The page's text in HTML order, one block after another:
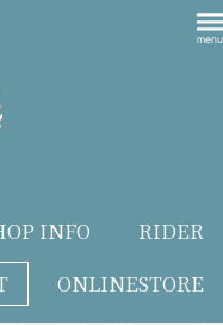
INFO
RIDER
ONLINESTORE